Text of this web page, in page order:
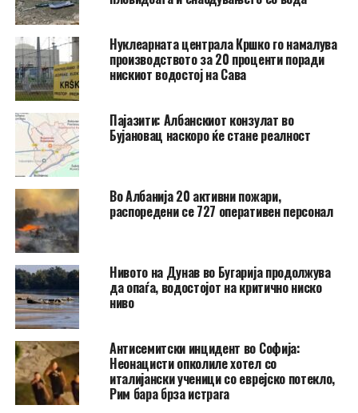
Нуклеарната централа Кршко го намалува
производството за 20 проценти поради
нискиот водостој на Сава
Пајазити: Албанскиот конзулат во
Бујановац наскоро ќе стане реалност
Во Албанија 20 активни пожари,
распоредени се 727 оперативен персонал
Нивото на Дунав во Бугарија продолжува
да опаѓа, водостојот на критично ниско
ниво
Антисемитски инцидент во Софија:
Неонацисти опколиле хотел со
италијански ученици со еврејско потекло,
Рим бара брза истрага